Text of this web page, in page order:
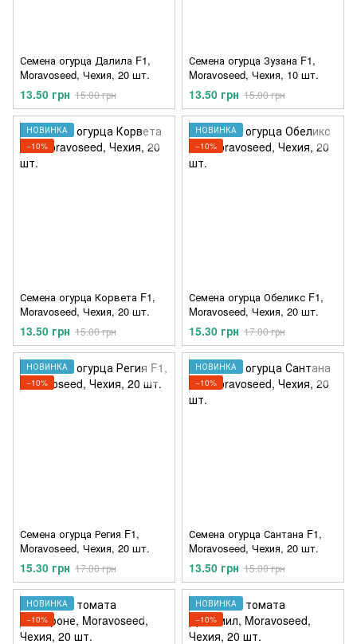
Семена огурца Далила F1,
Moravoseed, Чехия, 20 шт.
13.50 грн 15.00 грн
Семена огурца Зузана F1,
Moravoseed, Чехия, 10 шт.
13.50 грн 15.00 грн
НОВИНКА
−10%
Семена огурца Корвета F1,
Moravoseed, Чехия, 20 шт.
13.50 грн 15.00 грн
НОВИНКА
−10%
Семена огурца Обеликс F1,
Moravoseed, Чехия, 20 шт.
15.30 грн 17.00 грн
НОВИНКА
−10%
Семена огурца Регия F1,
Moravoseed, Чехия, 20 шт.
15.30 грн 17.00 грн
НОВИНКА
−10%
Семена огурца Сантана F1,
Moravoseed, Чехия, 20 шт.
13.50 грн 15.00 грн
НОВИНКА
−10%
НОВИНКА
−10%